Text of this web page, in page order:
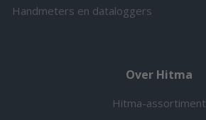
Handmeters en dataloggers
Over Hitma
Hitma-assortiment